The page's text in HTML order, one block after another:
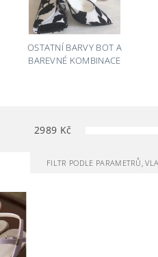
OSTATNÍ BARVY BOT A
BAREVNÉ KOMBINACE
2989 Kč
FILTR PODLE PARAMETRŮ,